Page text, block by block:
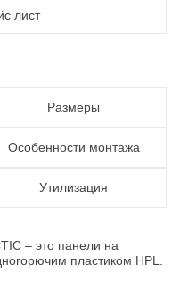
лист
Размеры
Особенности монтажа
Утилизация
– это панели на
пластиком HPL.